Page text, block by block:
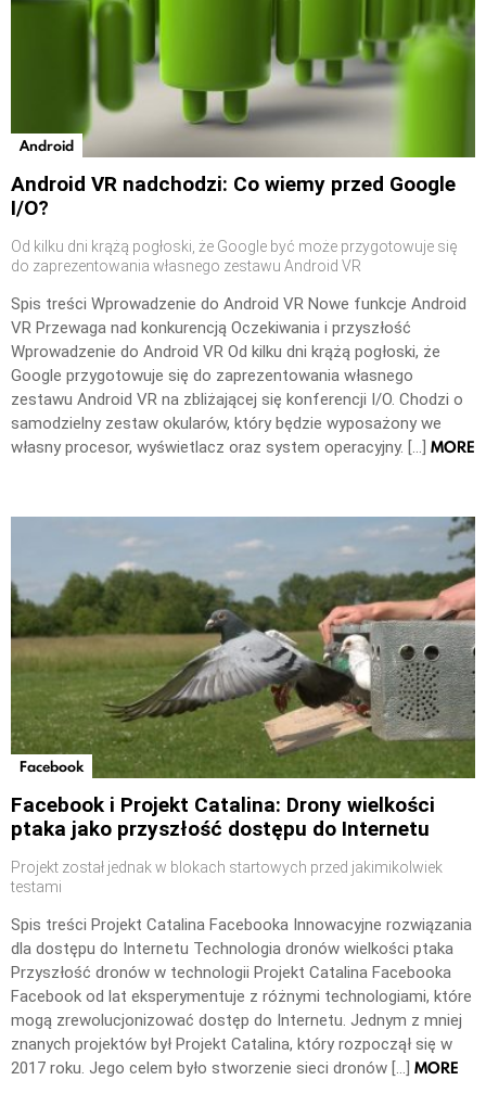
Android
Android VR nadchodzi: Co wiemy przed Google
I/O?
Od kilku dni krążą pogłoski, że Google być może przygotowuje się
do zaprezentowania własnego zestawu Android VR
Spis treści Wprowadzenie do Android VR Nowe funkcje Android
VR Przewaga nad konkurencją Oczekiwania i przyszłość
Wprowadzenie do Android VR Od kilku dni krążą pogłoski, że
Google przygotowuje się do zaprezentowania własnego
zestawu Android VR na zbliżającej się konferencji I/O. Chodzi o
samodzielny zestaw okularów, który będzie wyposażony we
własny procesor, wyświetlacz oraz system operacyjny. […] MORE
Facebook
Facebook i Projekt Catalina: Drony wielkości
ptaka jako przyszłość dostępu do Internetu
Projekt został jednak w blokach startowych przed jakimikolwiek
testami
Spis treści Projekt Catalina Facebooka Innowacyjne rozwiązania
dla dostępu do Internetu Technologia dronów wielkości ptaka
Przyszłość dronów w technologii Projekt Catalina Facebooka
Facebook od lat eksperymentuje z różnymi technologiami, które
mogą zrewolucjonizować dostęp do Internetu. Jednym z mniej
znanych projektów był Projekt Catalina, który rozpoczął się w
2017 roku. Jego celem było stworzenie sieci dronów […] MORE